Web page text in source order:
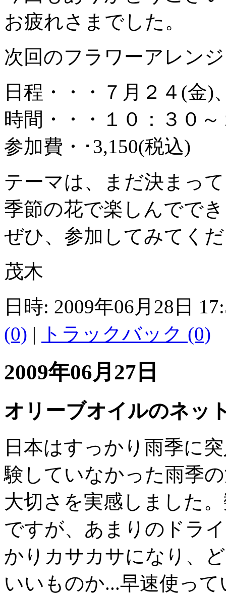
お疲れさまでした。
次回のフラワーアレン
日程・・・７月２４(金)
時間・・・１０：３０
参加費・･3,150(税込)
テーマは、まだ決まっ
季節の花で楽しんでで
ぜひ、参加してみてく
茂木
日時: 2009年06月28日
(0) | トラックバック (0)
2009年06月27日
オリーブオイルのネッ
日本はすっかり雨季に
験していなかった雨季
大切さを実感しました
ですが、あまりのドラ
かりカサカサになり、
いいものか...早速使っ